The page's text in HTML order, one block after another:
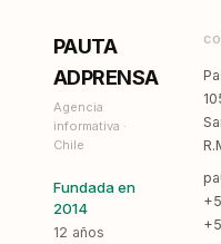
PAUTA
ADPRENSA
Agencia
informativa ·
Chile
Fundada en
2014
12 años